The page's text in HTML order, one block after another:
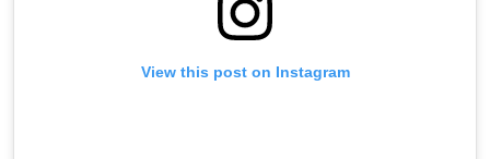
View this post on Instagram